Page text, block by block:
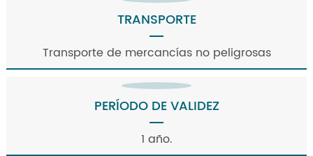
TRANSPORTE
Transporte de mercancías no peligrosas
PERÍODO DE VALIDEZ
1 año.